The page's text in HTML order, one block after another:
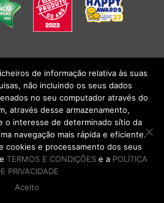
|TERMOS E CONDIÇÕESlCONDIÇÕES
SA 2026. Todos os direitos reservados.
de informação relativa às suas
não incluindo os seus dados
no seu computador através do
através desse armazenamento,
o interesse de determinado sítio da
navegação mais rápida e eficiente.
cookies e processamento dos seus
TERMOS E CONDIÇÕESe a POLÍTICA
PRIVACIDADE
Aceito